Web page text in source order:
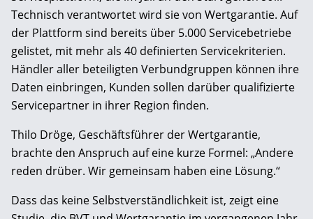
Technisch verantwortet wird sie von Wertgarantie. Auf
der Plattform sind bereits über 5.000 Servicebetriebe
gelistet, mit mehr als 40 definierten Servicekriterien.
Händler aller beteiligten Verbundgruppen können ihre
Daten einbringen, Kunden sollen darüber qualifizierte
Servicepartner in ihrer Region finden.
Thilo Dröge, Geschäftsführer der Wertgarantie,
brachte den Anspruch auf eine kurze Formel: „Andere
reden drüber. Wir gemeinsam haben eine Lösung.“
Dass das keine Selbstverständlichkeit ist, zeigt eine